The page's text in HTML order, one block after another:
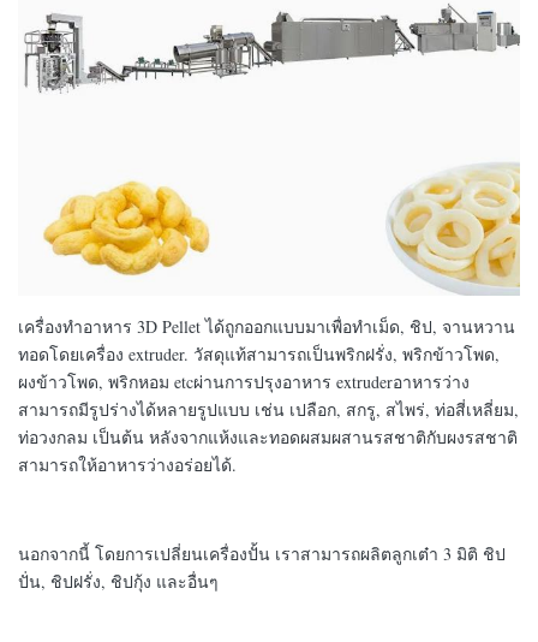
เครื่องทําอาหาร 3D Pellet ได้ถูกออกแบบมาเพื่อทําเม็ด, ชิป, จานหวาน
ทอดโดยเครื่อง extruder. วัสดุแท้สามารถเป็นพริกฝรั่ง, พริกข้าวโพด,
ผงข้าวโพด, พริกหอม etcผ่านการปรุงอาหาร extruderอาหารว่าง
สามารถมีรูปร่างได้หลายรูปแบบ เช่น เปลือก, สกรู, สไพร่, ท่อสี่เหลี่ยม,
ท่อวงกลม เป็นต้น หลังจากแห้งและทอดผสมผสานรสชาติกับผงรสชาติ
สามารถให้อาหารว่างอร่อยได้.
นอกจากนี้ โดยการเปลี่ยนเครื่องปั้น เราสามารถผลิตลูกเต๋า 3 มิติ ชิป
ปั่น, ชิปฝรั่ง, ชิปกุ้ง และอื่นๆ